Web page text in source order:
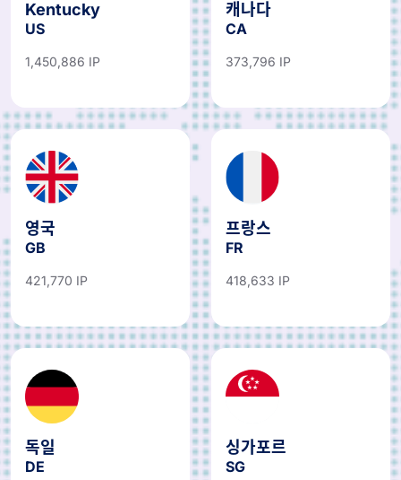
Kentucky
US
1,450,886 IP
캐나다
CA
373,796 IP
영국
GB
421,770 IP
프랑스
FR
418,633 IP
독일
DE
싱가포르
SG